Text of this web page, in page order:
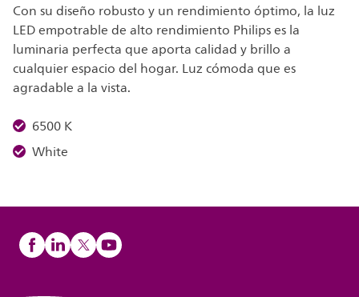
Con su diseño robusto y un rendimiento óptimo, la luz
LED empotrable de alto rendimiento Philips es la
luminaria perfecta que aporta calidad y brillo a
cualquier espacio del hogar. Luz cómoda que es
agradable a la vista.
6500 K
White